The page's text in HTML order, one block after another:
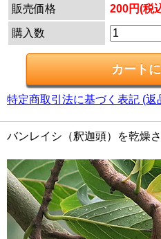
販売価格 200円(税
購入数
特定商取引法に基づく表記 (返
バンレイシ（釈迦頭）を乾燥